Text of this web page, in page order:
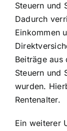
Steuern und
Dadurch
Einkommen
Beiträge aus
Steuern und
wurden.
Rentenalter.
Ein weiterer